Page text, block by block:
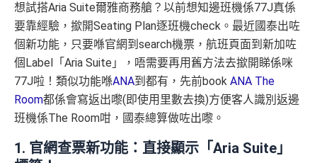
想試搭Aria Suite爾雅商務艙？以前想知邊班機係77J真係
要靠經驗，撳開Seating Plan逐班機check。最近國泰出咗
個新功能，只要喺官網到search機票，航班頁面到新加咗
個Label「Aria Suite」，唔需要再用舊方法去撳開睇係咪
77J啦！類似功能喺ANA到都有，先前book ANA The
Room都係會寫返出嚟(即使用里數去換)方便客人識別返邊
班機係The Room咁，國泰總算做咗出嚟。
1. 官網查票新功能：直接顯示「Aria Suite」